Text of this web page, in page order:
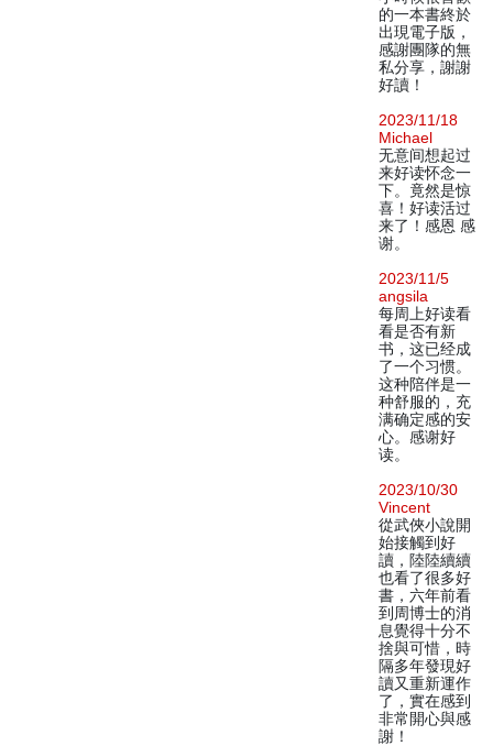
的一本書終於
出現電子版，
感謝團隊的無
私分享，謝謝
好讀！
2023/11/18
Michael
无意间想起过
来好读怀念一
下。竟然是惊
喜！好读活过
来了！感恩 感
谢。
2023/11/5
angsila
每周上好读看
看是否有新
书，这已经成
了一个习惯。
这种陪伴是一
种舒服的，充
满确定感的安
心。感谢好
读。
2023/10/30
Vincent
從武俠小說開
始接觸到好
讀，陸陸續續
也看了很多好
書，六年前看
到周博士的消
息覺得十分不
捨與可惜，時
隔多年發現好
讀又重新運作
了，實在感到
非常開心與感
謝！